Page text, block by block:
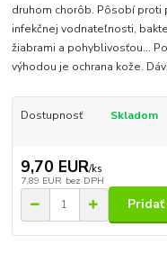
druhom chorôb. Pôsobí proti
infekčnej vodnateľnosti,
žiabrami a pohyblivosťou...
výhodou je ochrana kože.
Dostupnosť Skladom
9,70 EUR/ks
7,89 EUR bez DPH